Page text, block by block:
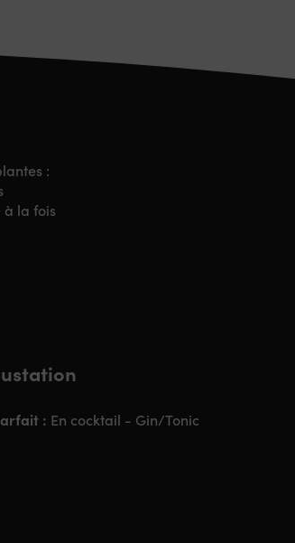
:
à la fois
: En cocktail - Gin/Tonic